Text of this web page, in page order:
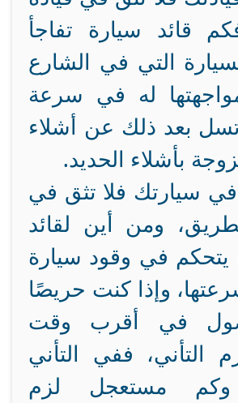
قائد سيارة تفاجأ
التي في الشارع
له في سرعة
تسل بعد ذلك عن أشلاء
بأشلاء الحديد.
سيارتك فلا تثق في
ومن أين لقائد
يتحكم في وقود سيارة
وإذا كنت حريصًا
في أقرب وقت
التأني، ففي التأني
وكم مستعجل لزم